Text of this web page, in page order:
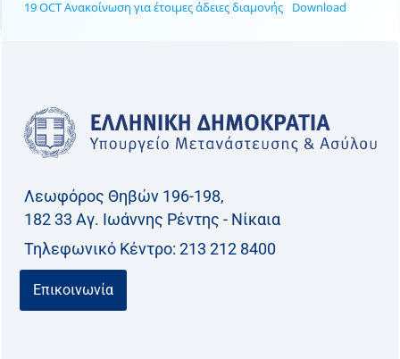
19 OCT Ανακοίνωση για έτοιμες άδειες διαμονής Download
Λεωφόρος Θηβών 196-198,
182 33 Aγ. Ιωάννης Ρέντης - Νίκαια
Τηλεφωνικό Kέντρο: 213 212 8400
Επικοινωνία